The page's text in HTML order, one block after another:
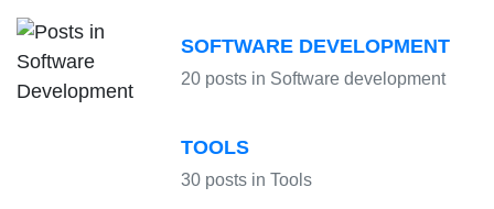
SOFTWARE DEVELOPMENT
20 posts in Software development
TOOLS
30 posts in Tools